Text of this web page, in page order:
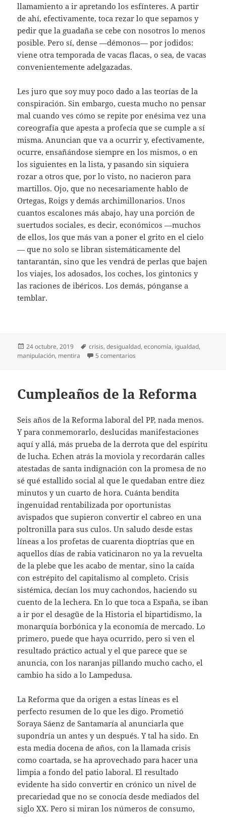
llamamiento a ir apretando los esfínteres. A partir
de ahí, efectivamente, toca rezar lo que sepamos y
pedir que la guadaña se cebe con nosotros lo menos
posible. Pero sí, dense —démonos— por jodidos:
viene otra temporada de vacas flacas, o sea, de vacas
convenientemente adelgazadas.
Les juro que soy muy poco dado a las teorías de la
conspiración. Sin embargo, cuesta mucho no pensar
mal cuando ves cómo se repite por enésima vez una
coreografía que apesta a profecía que se cumple a sí
misma. Anuncian que va a ocurrir y, efectivamente,
ocurre, ensañándose siempre en los mismos, o en
los siguientes en la lista, y pasando sin siquiera
rozar a otros que, por lo visto, no nacieron para
martillos. Ojo, que no necesariamente hablo de
Ortegas, Roigs y demás archimillonarios. Unos
cuantos escalones más abajo, hay una porción de
suertudos sociales, es decir, económicos —muchos
de ellos, los que más van a poner el grito en el cielo
— que no solo se libran sistemáticamente del
tantarantán, sino que les vendrá de perlas que bajen
los viajes, los adosados, los coches, los gintonics y
las raciones de ibéricos. Los demás, pónganse a
temblar.
Publicado
el
24 octubre, 2019 Etiquetas
crisis,desigualdad,economía, igualdad,
manipulación, mentira 5 comentarios
Cumpleaños de la Reforma
Seis años de la Reforma laboral del PP, nada menos.
Y para conmemorarlo, deslucidas manifestaciones
aquí y allá, más prueba de la derrota que del espíritu
de lucha. Echen atrás la moviola y recordarán calles
atestadas de santa indignación con la promesa de no
sé qué estallido social al que le quedaban entre diez
minutos y un cuarto de hora. Cuánta bendita
ingenuidad rentabilizada por oportunistas
avispados que supieron convertir el cabreo en una
poltronilla para sus culos. Un saludo desde estas
líneas a los profetas de cuarenta dioptrías que en
aquellos días de rabia vaticinaron no ya la revuelta
de la plebe que les acabo de mentar, sino la caída
con estrépito del capitalismo al completo. Crisis
sistémica, decían los muy cachondos, haciendo su
cuento de la lechera. En lo que toca a España, se iban
a ir por el desagüe de la Historia el bipartidismo, la
monarquía borbónica y la economía de mercado. Lo
primero, puede que haya ocurrido, pero si ven el
resultado práctico actual y el que parece que se
anuncia, con los naranjas pillando mucho cacho, el
cambio ha sido a lo Lampedusa.
La Reforma que da origen a estas líneas es el
perfecto resumen de lo que les digo. Prometió
Soraya Sáenz de Santamaría al anunciarla que
supondría un antes y un después. Y tal ha sido. En
esta media docena de años, con la llamada crisis
como coartada, se ha aprovechado para hacer una
limpia a fondo del patio laboral. El resultado
evidente ha sido convertir en crónico un nivel de
precariedad que no se conocía desde mediados del
siglo XX. Pero si miran los números de consumo,